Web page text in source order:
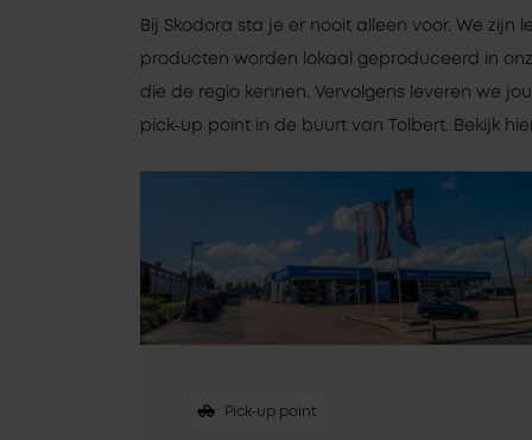
Bij Skodora sta je er nooit alleen voor. We zijn
producten worden lokaal geproduceerd in
die de regio kennen. Vervolgens leveren we
pick-up point in de buurt van Tolbert. Bekijk
Pick-up point